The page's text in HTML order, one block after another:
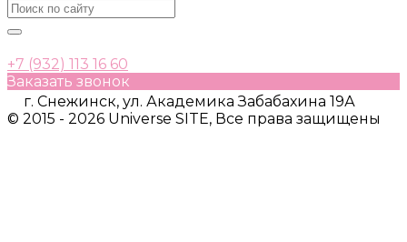
+7 (932) 113 16 60
Заказать звонок
г. Снежинск, ул. Академика Забабахина 19А
© 2015 - 2026 Universe SITE, Все права защищены